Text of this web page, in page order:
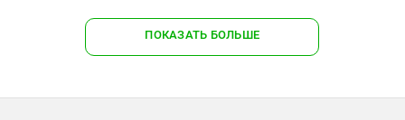
ПОКАЗАТЬ БОЛЬШЕ